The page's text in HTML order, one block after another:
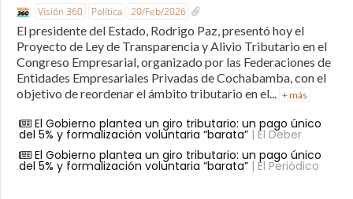
Visión 360 Política 20/Feb/2026
El presidente del Estado, Rodrigo Paz, presentó hoy el
Proyecto de Ley de Transparencia y Alivio Tributario en el
Congreso Empresarial, organizado por las Federaciones de
Entidades Empresariales Privadas de Cochabamba, con el
objetivo de reordenar el ámbito tributario en el... + más
El Gobierno plantea un giro tributario: un pago único
del 5% y formalización voluntaria “barata”| El Deber
El Gobierno plantea un giro tributario: un pago único
del 5% y formalización voluntaria “barata”| El Periódico